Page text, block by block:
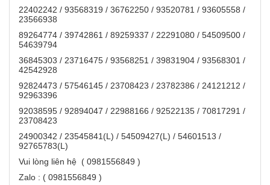
22402242 / 93568319 / 36762250 / 93520781 / 93605558 /
23566938
89264774 / 39742861 / 89259337 / 22291080 / 54509500 /
54639794
36845303 / 23716475 / 93568251 / 39831904 / 93568301 /
42542928
92824473 / 57546145 / 23708423 / 23782386 / 24121212 /
92963396
92038595 / 92894047 / 22988166 / 92522135 / 70817291 /
23708423
24900342 / 23545841(L) / 54509427(L) / 54601513 /
92765783(L)
Vui lòng liên hệ ( 0981556849 )
Zalo : ( 0981556849 )